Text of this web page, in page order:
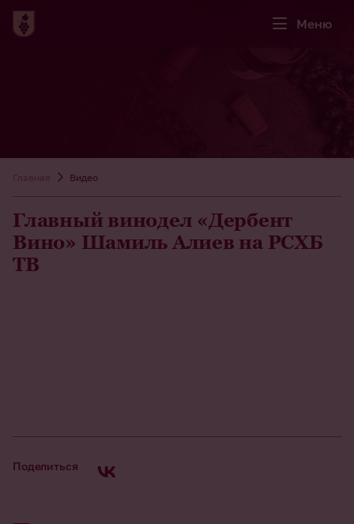
Меню
Главная Видео
Главный винодел «Дербент
Вино» Шамиль Алиев на РСХБ
ТВ
Поделиться